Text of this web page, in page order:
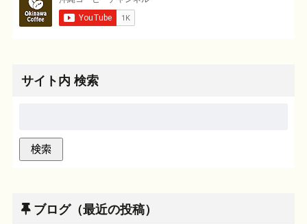
サイト内 検索
ブログ（最近の投稿）